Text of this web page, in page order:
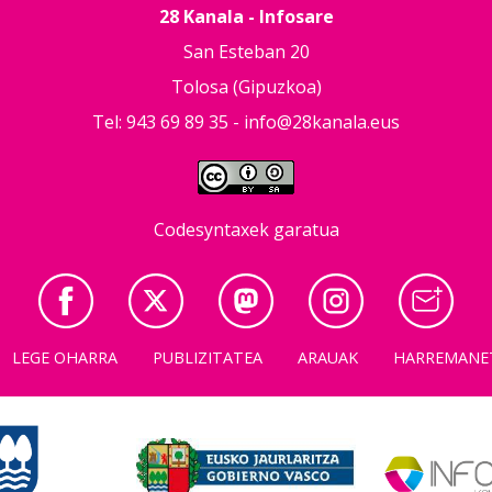
28 Kanala - Infosare
San Esteban 20
Tolosa (Gipuzkoa)
Tel: 943 69 89 35 - info@28kanala.eus
Codesyntaxek garatua
LEGE OHARRA PUBLIZITATEA ARAUAK